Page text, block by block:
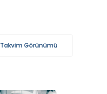
Takvim Görünümü